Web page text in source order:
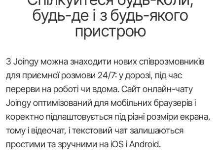
будь-де і з будь-якого
пристрою
З Joingy можна знаходити нових співрозмовників
для приємної розмови 24/7: у дорозі, під час
перерви на роботі чи вдома. Сайт онлайн-чату
Joingy оптимізований для мобільних браузерів і
коректно підлаштовується під різні розміри екрана,
тому і відеочат, і текстовий чат залишаються
простими та зручними на iOS і Android.